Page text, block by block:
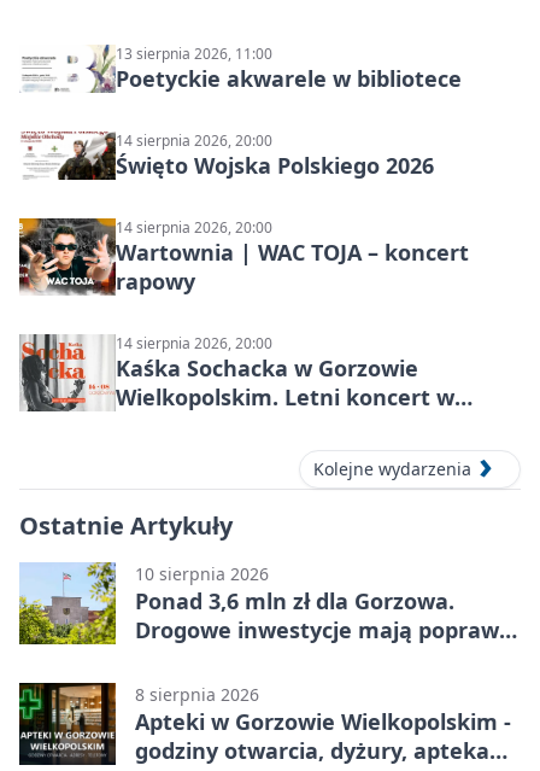
13 sierpnia 2026, 11:00
Poetyckie akwarele w bibliotece
14 sierpnia 2026, 20:00
Święto Wojska Polskiego 2026
14 sierpnia 2026, 20:00
Wartownia | WAC TOJA – koncert
rapowy
14 sierpnia 2026, 20:00
Kaśka Sochacka w Gorzowie
Wielkopolskim. Letni koncert w
Kolejne wydarzenia
Ostatnie Artykuły
10 sierpnia 2026
Ponad 3,6 mln zł dla Gorzowa.
Drogowe inwestycje mają poprawić
8 sierpnia 2026
Apteki w Gorzowie Wielkopolskim -
godziny otwarcia, dyżury, apteka